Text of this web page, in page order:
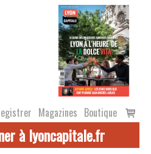
Magazines Boutique
Voir
le
à lyoncapitale.fr